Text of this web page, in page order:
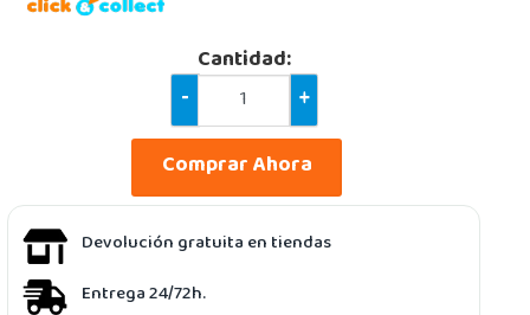
Cantidad:
-
+
Comprar Ahora
Devolución gratuita en tiendas
Entrega 24/72h.